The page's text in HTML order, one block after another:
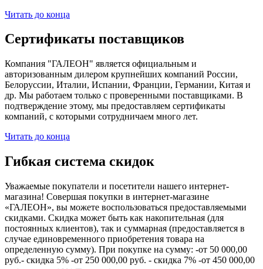
Читать до конца
Сертификаты поставщиков
Компания "ГАЛЕОН" является официальным и
авторизованным дилером крупнейших компаний России,
Белоруссии, Италии, Испании, Франции, Германии, Китая и
др. Мы работаем только с проверенными поставщиками. В
подтверждение этому, мы предоставляем сертификаты
компаний, с которыми сотрудничаем много лет.
Читать до конца
Гибкая система скидок
Уважаемые покупатели и посетители нашего интернет-
магазина! Совершая покупки в интернет-магазине
«ГАЛЕОН», вы можете воспользоваться предоставляемыми
скидками. Скидка может быть как накопительная (для
постоянных клиентов), так и суммарная (предоставляется в
случае единовременного приобретения товара на
определенную сумму). При покупке на сумму: -от 50 000,00
руб.- скидка 5% -от 250 000,00 руб. - скидка 7% -от 450 000,00